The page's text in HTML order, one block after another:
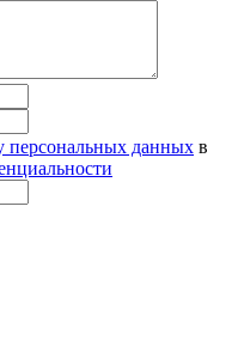
персональных данных в